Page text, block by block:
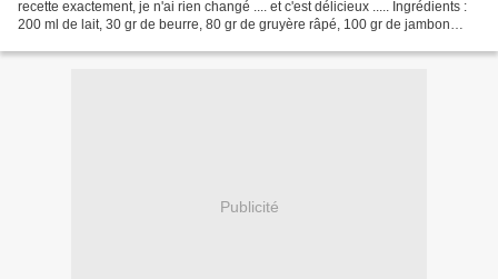
recette exactement, je n'ai rien changé .... et c'est délicieux ..... Ingrédients :
200 ml de lait, 30 gr de beurre, 80 gr de gruyère râpé, 100 gr de jambon
Publicité